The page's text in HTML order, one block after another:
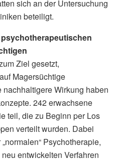
sich an der Untersuchung
beteiligt.
Ziel gesetzt,
Magersüchtige
Wirkung haben
242 erwachsene
teil, die zu Beginn per Los
verteilt wurden. Dabei
Psychotherapie,
entwickelten Verfahren